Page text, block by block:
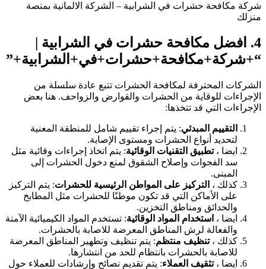
مكافحة حشرات في الشرابية – الشركة الالمانية بمنصة
افضل مكافحة حشرات في الشرابية|
المحترفة لمكافحة الحشرات تتبع عادة سلسلة من
للوقاية من الحشرات والقوارض والزواحف. هنا بعض
التي قد تتخذها:
التقييم المبدئي: يتم إجراء تقييم شامل للمنطقة المعنية
لتحديد أنواع الحشرات ومستوى الإصابة.
ايضا ، تطبيق التقنيات الوقائية: يتم اتخاذ إجراءات وقائية مثل
سد الفجوات وإصلاح الشقوق لمنع دخول الحشرات إلى
المبنى.
كذلك ، التركيز على المواطن الرئيسية للحشرات: يتم التركيز
على الأماكن التي قد تكون موطنًا للحشرات مثل المطابخ
والحدائق ومناطق التخزين.
ايضا ، استخدام المواد الوقائية: تستخدم المواد الكيميائية الآمنة
والفعالة لرش المناطق المعرضة للاصابة بالحشرات.
كذلك ، تنظيف منتظم: يتم تنظيف وتطهير المناطق المعرضة
للاصابة بالحشرات بانتظام للحد من انتشارها.
ايضا ، تثقيف العملاء: يتم تقديم نصائح وإرشادات للعملاء حول